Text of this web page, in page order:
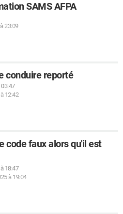
SAMS AFPA
23:09
conduire reporté
12:42
code faux alors qu'il est
18:47
à 19:04